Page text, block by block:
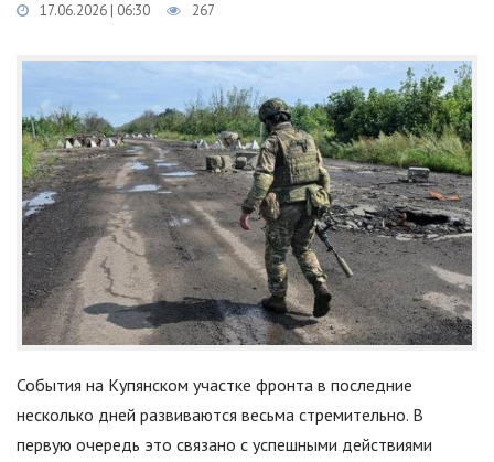
17.06.2026 | 06:30 267
События на Купянском участке фронта в последние
несколько дней развиваются весьма стремительно. В
первую очередь это связано с успешными действиями